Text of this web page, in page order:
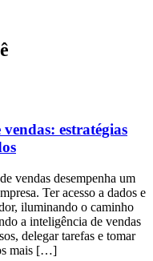
estratégias
vendas desempenha um
Ter acesso a dados e
iluminando o caminho
a inteligência de vendas
delegar tarefas e tomar
mais […]